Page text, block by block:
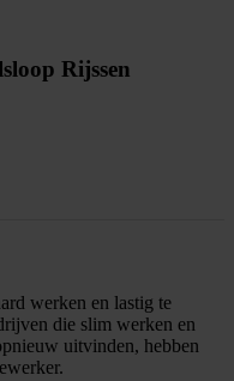
Rijssen
werken en lastig te
die slim werken en
uitvinden, hebben